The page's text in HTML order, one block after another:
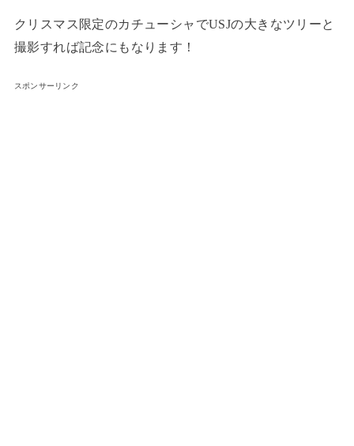
クリスマス限定のカチューシャでUSJの大きなツリーと
撮影すれば記念にもなります！
スポンサーリンク